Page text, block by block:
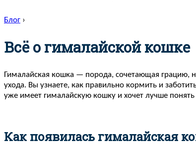
Блог ›
Всё о гималайской кошке
Гималайская кошка — порода, сочетающая грацию,
ухода. Вы узнаете, как правильно кормить и
уже имеет гималайскую кошку и хочет лучше понять
Как появилась гималайская